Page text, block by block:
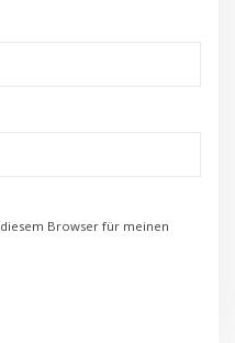
diesem Browser für meinen